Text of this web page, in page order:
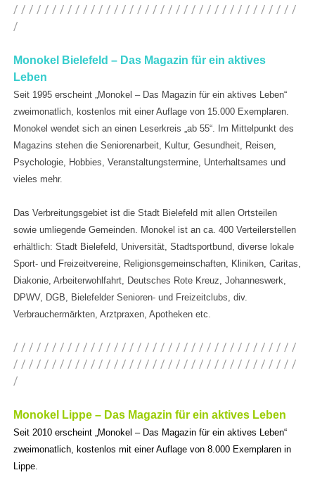
/ / / / / / / / / / / / / / / / / / / / / / / / / / / / / / / / / / / / /
/
Monokel Bielefeld – Das Magazin für ein aktives
Leben
Seit 1995 erscheint „Monokel – Das Magazin für ein aktives Leben“
zweimonatlich, kostenlos mit einer Auflage von 15.000 Exemplaren.
Monokel wendet sich an einen Leserkreis „ab 55“. Im Mittelpunkt des
Magazins stehen die Seniorenarbeit, Kultur, Gesundheit, Reisen,
Psychologie, Hobbies, Veranstaltungstermine, Unterhaltsames und
vieles mehr.
Das Verbreitungsgebiet ist die Stadt Bielefeld mit allen Ortsteilen
sowie umliegende Gemeinden. Monokel ist an ca. 400 Verteilerstellen
erhältlich: Stadt Bielefeld, Universität, Stadtsportbund, diverse lokale
Sport- und Freizeitvereine, Religionsgemeinschaften, Kliniken, Caritas,
Diakonie, Arbeiterwohlfahrt, Deutsches Rote Kreuz, Johanneswerk,
DPWV, DGB, Bielefelder Senioren- und Freizeitclubs, div.
Verbrauchermärkten, Arztpraxen, Apotheken etc.
/ / / / / / / / / / / / / / / / / / / / / / / / / / / / / / / / / / / / /
/ / / / / / / / / / / / / / / / / / / / / / / / / / / / / / / / / / / / /
/
Monokel Lippe – Das Magazin für ein aktives Leben
Seit 2010 erscheint „Monokel – Das Magazin für ein aktives Leben“
zweimonatlich, kostenlos mit einer Auflage von 8.000 Exemplaren in
Lippe.